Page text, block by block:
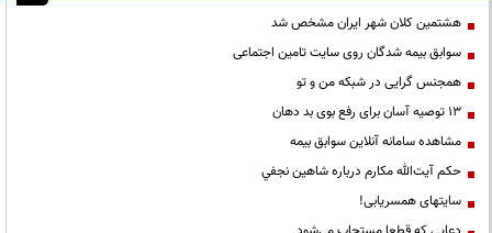
هشتمین کلان شهر ایران مشخص شد
سوابق بیمه شدگان روی سایت تامین اجتماعی
همجنس گرایی در شبکه من و تو
13 توصیه آسان برای رفع بوی بد دهان
مشاهده سامانه آنلاين سوابق بیمه
حكم آيت‌الله مكارم درباره شاهين نجفي
سایتهای همسریابی!